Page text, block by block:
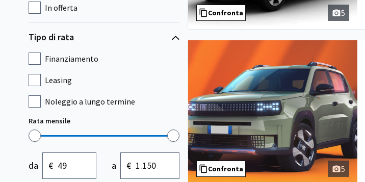
In offerta
Tipo di rata
Finanziamento
Leasing
Noleggio a lungo termine
Rata mensile
da € a €
Confronta 5
Confronta 5